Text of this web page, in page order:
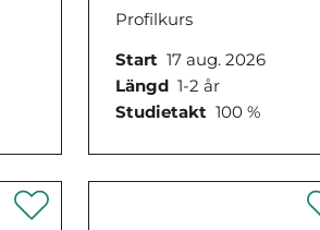
Profilkurs
Start 17 aug. 2026
Längd 1-2 år
Studietakt 100 %